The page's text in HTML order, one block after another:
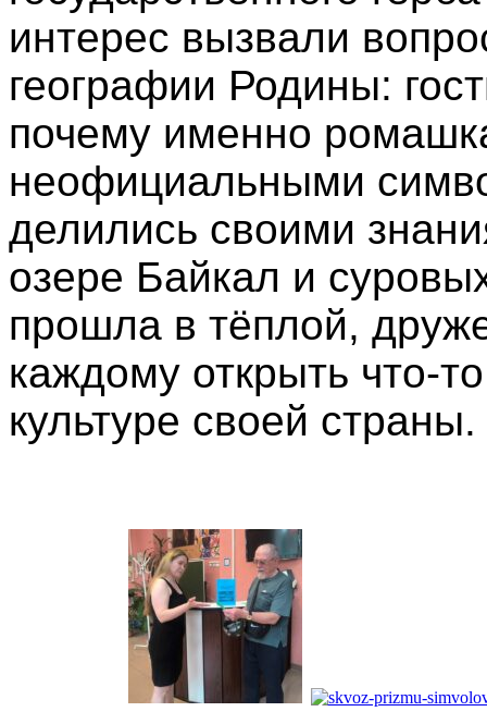
интерес вызвали
географии Родины:
почему именно
неофициальными
делились своими
озере Байкал и
прошла в тёплой,
каждому открыть что-
культуре своей страны.